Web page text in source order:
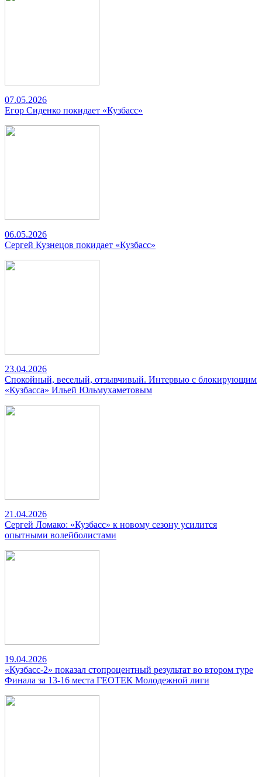
07.05.2026
Егор Сиденко покидает «Кузбасс»
06.05.2026
Сергей Кузнецов покидает «Кузбасс»
23.04.2026
Спокойный, веселый, отзывчивый. Интервью с блокирующим
«Кузбасса» Ильей Юльмухаметовым
21.04.2026
Сергей Ломако: «Кузбасс» к новому сезону усилится
опытными волейболистами
19.04.2026
«Кузбасс-2» показал стопроцентный результат во втором туре
Финала за 13-16 места ГЕОТЕК Молодежной лиги